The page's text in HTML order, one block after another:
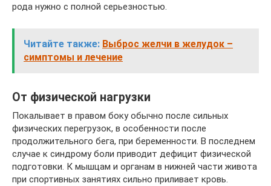
рода нужно с полной серьезностью.
Читайте также: Выброс желчи в желудок –
симптомы и лечение
От физической нагрузки
Покалывает в правом боку обычно после сильных
физических перегрузок, в особенности после
продолжительного бега, при беременности. В последнем
случае к синдрому боли приводит дефицит физической
подготовки. К мышцам и органам в нижней части живота
при спортивных занятиях сильно приливает кровь.